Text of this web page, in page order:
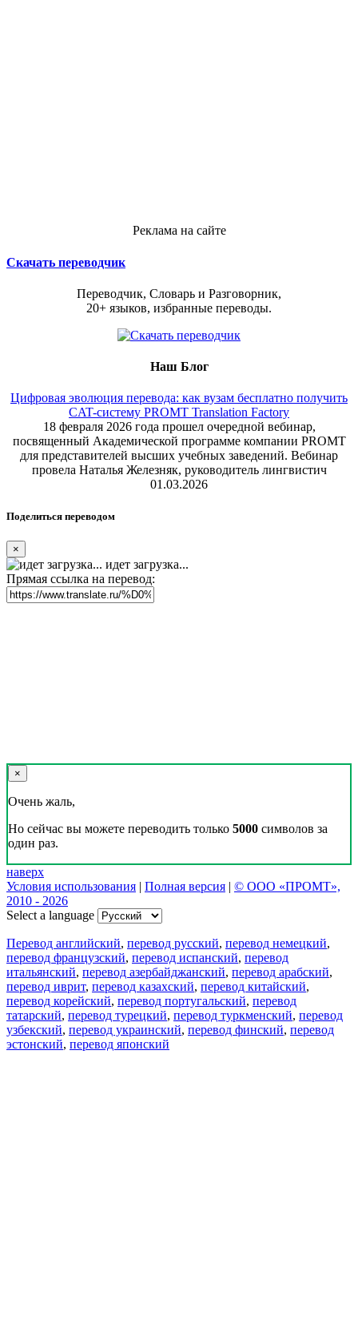
Реклама на сайте
Скачать переводчик
Переводчик, Словарь и Разговорник,
20+ языков, избранные переводы.
Наш Блог
Цифровая эволюция перевода: как вузам бесплатно получить
CAT-систему PROMT Translation Factory
18 февраля 2026 года прошел очередной вебинар,
посвященный Академической программе компании PROMT
для представителей высших учебных заведений. Вебинар
провела Наталья Железняк, руководитель лингвистич
01.03.2026
Поделиться переводом
×
идет загрузка...
Прямая ссылка на перевод:
×
Очень жаль,
Но сейчас вы можете переводить только 5000 символов за
один раз.
наверх
Условия использования | Полная версия | © ООО «ПРОМТ»,
2010 - 2026
Select a language
Перевод английский, перевод русский, перевод немецкий,
перевод французский, перевод испанский, перевод
итальянский, перевод азербайджанский, перевод арабский,
перевод иврит, перевод казахский, перевод китайский,
перевод корейский, перевод португальский, перевод
татарский, перевод турецкий, перевод туркменский, перевод
узбекский, перевод украинский, перевод финский, перевод
эстонский, перевод японский